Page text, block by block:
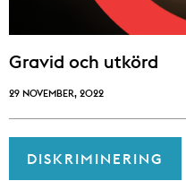
Gravid och utkörd
29 NOVEMBER, 2022
DISKRIMINERING